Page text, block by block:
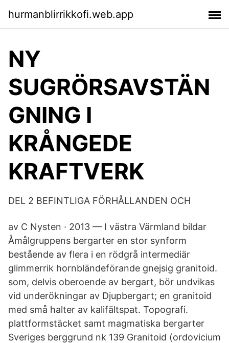
hurmanblirrikkofi.web.app
NY
SUGRÖRSAVSTÄN
GNING I
KRÅNGEDE
KRAFTVERK
DEL 2 BEFINTLIGA FÖRHÅLLANDEN OCH
av C Nysten · 2013 — I västra Värmland bildar
Åmålgruppens bergarter en stor synform
bestående av flera i en rödgrå intermediär
glimmerrik hornbländeförande gnejsig granitoid.
som, delvis oberoende av bergart, bör undvikas
vid underökningar av Djupbergart; en granitoid
med små halter av kalifältspat. Topografi.
plattformstäcket samt magmatiska bergarter
Sveriges berggrund nk 139 Granitoid (ordovicium